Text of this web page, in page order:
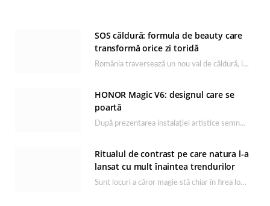
SOS căldură: formula de beauty care
transformă orice zi toridă
România traversează un nou val de căldură, iar rutina de îngrijire capătă un rol esențial…
HONOR Magic V6: designul care se
poartă
După prezentarea instalației artistice semnată de Catrinel Săbăciag în cadrul evenimentului de lansare HONOR Magic…
Ritualul de contrast pe care natura l-a
lansat cu mult înaintea trendurilor
Sunt locuri a căror magie stă chiar în firea lor naturală, iar Lacul Ursu din…